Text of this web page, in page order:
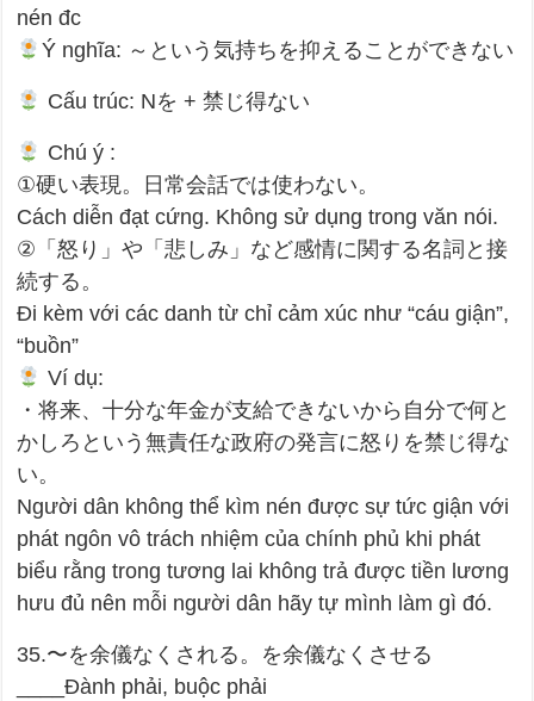
nén đc
Ý nghĩa: ～という気持ちを抑えることができない
Cấu trúc: Nを + 禁じ得ない
Chú ý :
①硬い表現。日常会話では使わない。
Cách diễn đạt cứng. Không sử dụng trong văn nói.
②「怒り」や「悲しみ」など感情に関する名詞と接
続する。
Đi kèm với các danh từ chỉ cảm xúc như “cáu giận”,
“buồn”
Ví dụ:
・将来、十分な年金が支給できないから自分で何と
かしろという無責任な政府の発言に怒りを禁じ得な
い。
Người dân không thể kìm nén được sự tức giận với
phát ngôn vô trách nhiệm của chính phủ khi phát
biểu rằng trong tương lai không trả được tiền lương
hưu đủ nên mỗi người dân hãy tự mình làm gì đó.
35.〜を余儀なくされる。を余儀なくさせる
____Đành phải, buộc phải